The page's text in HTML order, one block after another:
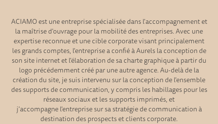
ACIAMO est une entreprise spécialisée dans l'accompagnement et
la maîtrise d'ouvrage pour la mobilité des entreprises. Avec une
expertise reconnue et une cible corporate visant principalement
les grands comptes, l'entreprise a confié à Aurels la conception de
son site internet et l'élaboration de sa charte graphique à partir du
logo précédemment créé par une autre agence. Au-delà de la
création du site, je suis intervenu sur la conception de l'ensemble
des supports de communication, y compris les habillages pour les
réseaux sociaux et les supports imprimés, et
j'accompagne l'entreprise sur sa stratégie de communication à
destination des prospects et clients corporate.